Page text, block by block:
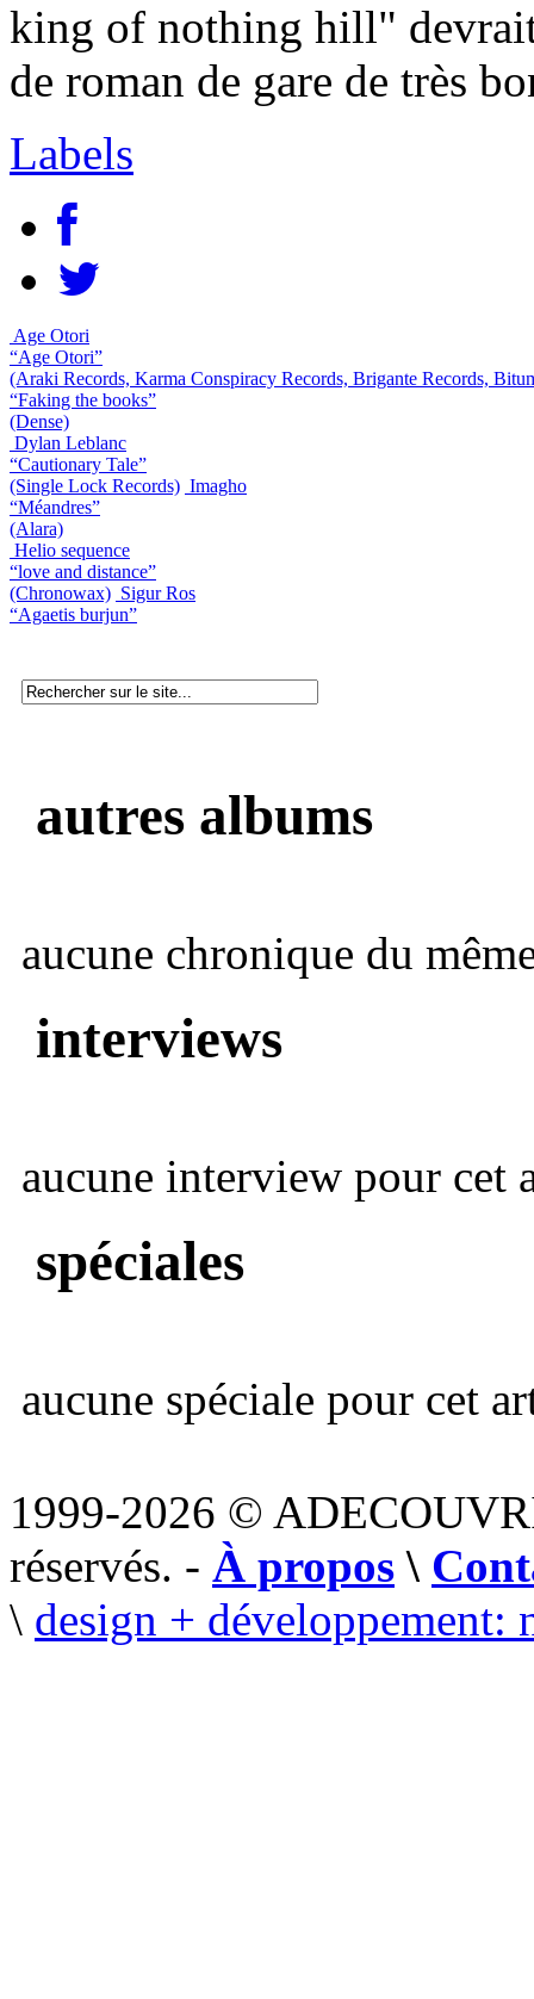
king of nothing hill"
de roman de gare de très
Labels
Age Otori
“Age Otori”
(Araki Records, Karma Conspiracy Records, Brigante Records,
“Faking the books”
(Dense)
Dylan Leblanc
“Cautionary Tale”
(Single Lock Records) Imagho
“Méandres”
(Alara)
Helio sequence
“love and distance”
(Chronowax) Sigur Ros
“Agaetis burjun”
autres albums
aucune chronique du
interviews
aucune interview pour cet
spéciales
aucune spéciale pour cet
1999-2026 ©
réservés. - À propos \
\ design + développement: